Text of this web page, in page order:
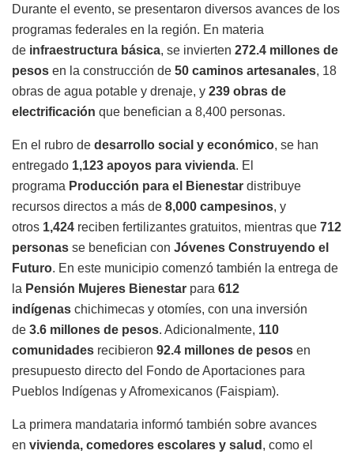
Durante el evento, se presentaron diversos avances de los
programas federales en la región. En materia
de infraestructura básica, se invierten 272.4 millones de
pesos en la construcción de 50 caminos artesanales, 18
obras de agua potable y drenaje, y 239 obras de
electrificación que benefician a 8,400 personas.
En el rubro de desarrollo social y económico, se han
entregado 1,123 apoyos para vivienda. El
programa Producción para el Bienestar distribuye
recursos directos a más de 8,000 campesinos, y
otros 1,424 reciben fertilizantes gratuitos, mientras que 712
personas se benefician con Jóvenes Construyendo el
Futuro. En este municipio comenzó también la entrega de
la Pensión Mujeres Bienestar para 612
indígenas chichimecas y otomíes, con una inversión
de 3.6 millones de pesos. Adicionalmente, 110
comunidades recibieron 92.4 millones de pesos en
presupuesto directo del Fondo de Aportaciones para
Pueblos Indígenas y Afromexicanos (Faispiam).
La primera mandataria informó también sobre avances
en vivienda, comedores escolares y salud , como el